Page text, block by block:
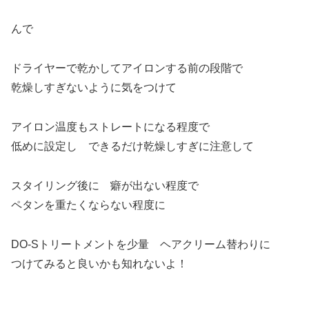
んで
ドライヤーで乾かしてアイロンする前の段階で
乾燥しすぎないように気をつけて
アイロン温度もストレートになる程度で
低めに設定し できるだけ乾燥しすぎに注意して
スタイリング後に 癖が出ない程度で
ペタンを重たくならない程度に
DO-Sトリートメントを少量 ヘアクリーム替わりに
つけてみると良いかも知れないよ！